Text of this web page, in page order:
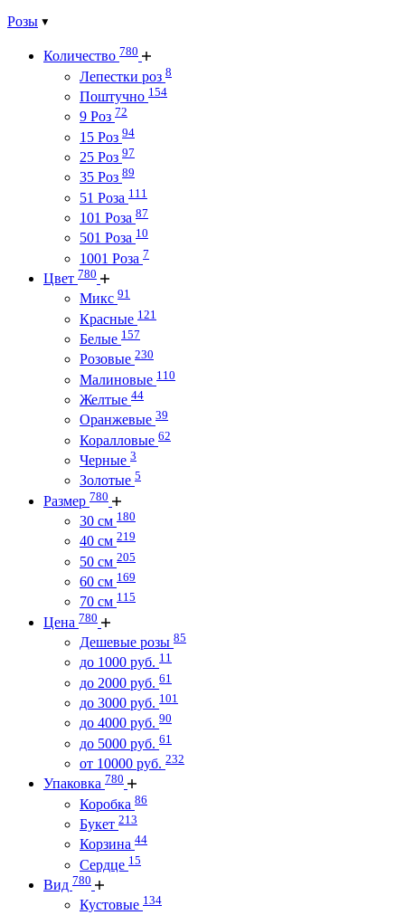
Розы
Количество 780
Лепестки роз 8
Поштучно 154
9 Роз 72
15 Роз 94
25 Роз 97
35 Роз 89
51 Роза 111
101 Роза 87
501 Роза 10
1001 Роза 7
Цвет 780
Микс 91
Красные 121
Белые 157
Розовые 230
Малиновые 110
Желтые 44
Оранжевые 39
Коралловые 62
Черные 3
Золотые 5
Размер 780
30 см 180
40 см 219
50 см 205
60 см 169
70 см 115
Цена 780
Дешевые розы 85
до 1000 руб. 11
до 2000 руб. 61
до 3000 руб. 101
до 4000 руб. 90
до 5000 руб. 61
от 10000 руб. 232
Упаковка 780
Коробка 86
Букет 213
Корзина 44
Сердце 15
Вид 780
Кустовые 134